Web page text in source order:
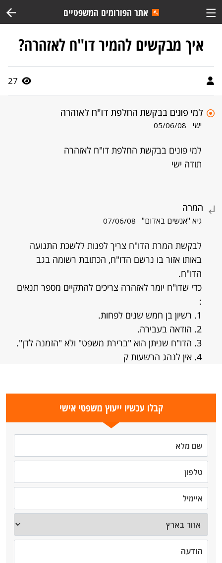
אתר הפורומים המשפטיים
איך מבקשים להמיר דו"ח לאזהרה?
27
למי פונים בבקשת החלפת דו"ח לאזהרה
ישי 05/06/08
למי פונים בבקשת החלפת דו"ח לאזהרה
תודה ישי
המרה
גיא "אנשים באדום" 07/06/08
לבקשת המרת הדו"ח צריך לפנות ללשכת התנועה
באותו אזור בו נרשם הדו"ח, הכתובת רשומה בגב
הדו"ח.
כדי שדו"ח יומר לאזהרה צריכים להתקיים מספר תנאים
:
1. רשיון בן חמש שנים לפחות.
2. הודאה בעבירה.
3. הדו"ח שניתן הוא "ברירת משפט" ולא "הזמנה לדן".
4. אין לנהג הרשעות ק
קבלו עכשיו ייעוץ משפטי אישי